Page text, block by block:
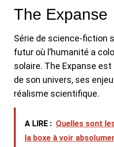
The Expanse
Série de science-fiction
futur où l’humanité a
solaire. The Expanse
de son univers, ses
réalisme scientifique.
A LIRE : Quelles sont
la boxe à voir